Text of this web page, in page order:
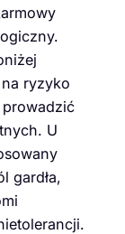
ryzyko
U
gardła,